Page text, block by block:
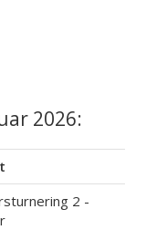
2026:
2 -